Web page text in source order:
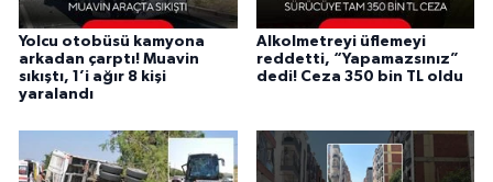
Yolcu otobüsü kamyona
arkadan çarptı! Muavin
sıkıştı, 1’i ağır 8 kişi
yaralandı
Alkolmetreyi üflemeyi
reddetti, “Yapamazsınız”
dedi! Ceza 350 bin TL oldu